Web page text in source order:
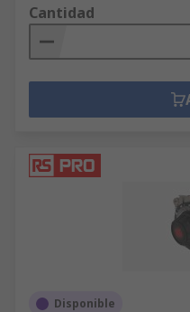
Cantidad
Disponible